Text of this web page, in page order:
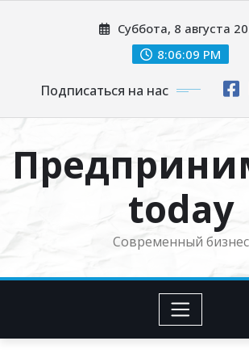
Суббота, 8 августа
8:06:10 PM
Подписаться на нас
today
Современный бизнес